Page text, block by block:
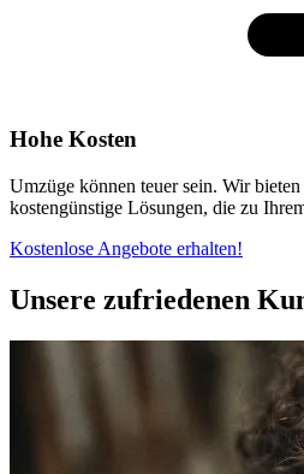
Hohe Kosten
Umzüge können teuer sein. Wir bieten
kostengünstige Lösungen, die zu
Kostenlose Angebote erhalten!
Unsere zufriedenen